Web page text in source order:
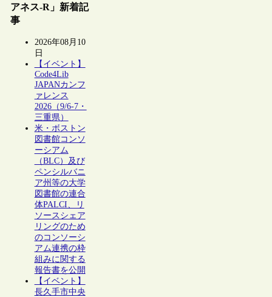
アネス-R」新着記
事
2026年08月10
日
【イベント】
Code4Lib
JAPANカンフ
ァレンス
2026（9/6-7・
三重県）
米・ボストン
図書館コンソ
ーシアム
（BLC）及び
ペンシルバニ
ア州等の大学
図書館の連合
体PALCI、リ
ソースシェア
リングのため
のコンソーシ
アム連携の枠
組みに関する
報告書を公開
【イベント】
長久手市中央